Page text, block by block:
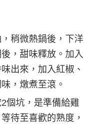
，稍微熱鍋後，下洋
，甜味釋放。加入
出來，加入紅椒、
，燉煮至滾。
個坑，是準備給雞
待至喜歡的熟度，